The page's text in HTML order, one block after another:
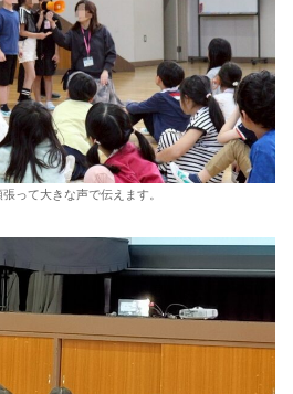
って大きな声で伝えます。